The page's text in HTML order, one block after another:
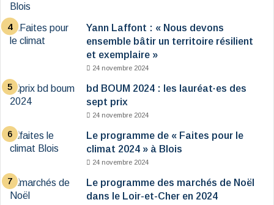
Yann Laffont : « Nous devons
ensemble bâtir un territoire résilient
et exemplaire »
24 novembre 2024
bd BOUM 2024 : les lauréat·es des
sept prix
24 novembre 2024
Le programme de « Faites pour le
climat 2024 » à Blois
24 novembre 2024
Le programme des marchés de Noël
dans le Loir-et-Cher en 2024